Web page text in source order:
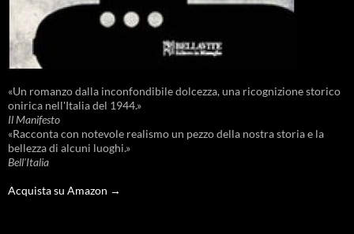
«Un romanzo dalla inconfondibile dolcezza, una ricognizione storico
onirica nell'Italia del 1944.»
Il Manifesto
«Racconta con notevole realismo un pezzo della nostra storia e la
bellezza di alcuni luoghi.»
Bell'Italia
Acquista su Amazon →